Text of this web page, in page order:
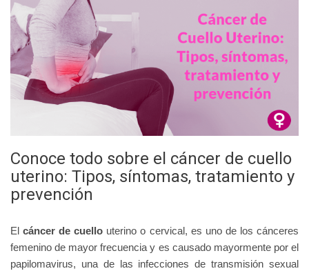
Conoce todo sobre el cáncer de cuello
uterino: Tipos, síntomas, tratamiento y
prevención
Elcáncer de cuello uterino o cervical, es uno de los cánceres
femenino de mayor frecuencia y es causado mayormente por el
papilomavirus, una de las infecciones de transmisión sexual